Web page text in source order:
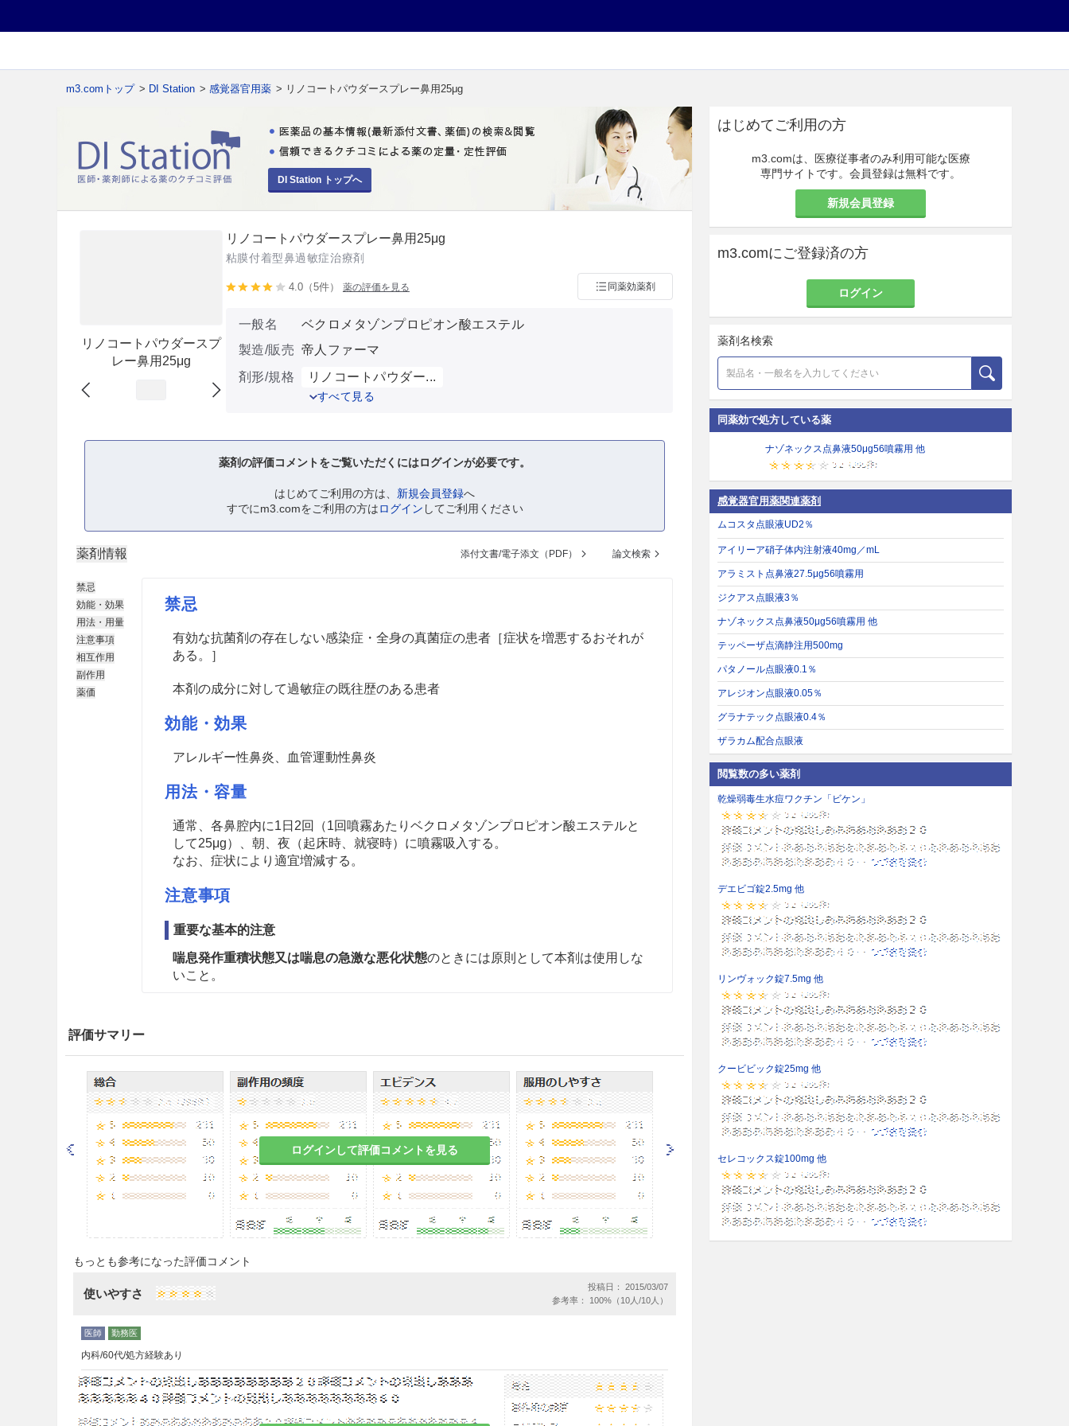
m3.comトップ > DI Station > 感覚器官用薬 > リノコートパウダースプレー鼻用25μg
DI Station トップへ
リノコートパウダースプ
レー鼻用25μg
リノコートパウダースプレー鼻用25μg
粘膜付着型鼻過敏症治療剤
4.0（5件） 薬の評価を見る 同薬効薬剤
一般名
ベクロメタゾンプロピオン酸エステル
製造/販売 帝人ファーマ
剤形/規格
リノコートパウダー...
すべて見る
薬剤の評価コメントをご覧いただくにはログインが必要です。
はじめてご利用の方は、 新規会員登録へ
すでにm3.comをご利用の方はログイン してご利用ください
薬剤情報 添付文書/電子添文（PDF） 論文検索
禁忌
効能・効果
用法・用量
注意事項
相互作用
副作用
薬価
禁忌
有効な抗菌剤の存在しない感染症・全身の真菌症の患者［症状を増悪するおそれが
ある。］
本剤の成分に対して過敏症の既往歴のある患者
効能・効果
アレルギー性鼻炎、血管運動性鼻炎
用法・容量
通常、各鼻腔内に1日2回（1回噴霧あたりベクロメタゾンプロピオン酸エステルと
して25μg）、朝、夜（起床時、就寝時）に噴霧吸入する。
なお、症状により適宜増減する。
注意事項
重要な基本的注意
喘息発作重積状態又は喘息の急激な悪化状態のときには原則として本剤は使用しな
いこと。
本剤の投与期間中に鼻症状の悪化がみられた場合には、抗ヒスタミン剤あるいは、
全身性ステロイド剤を短期間併用し、症状の軽減にあわせて併用薬剤を徐々に減量
すること。
本剤には持続効果が認められるので、特に通年性の患者 において長期に使用する場
合は、症状の改善状態が持続するようであれば、本剤の減量又は休薬につとめるこ
と。
全身性ステロイド剤の減量は本剤の吸入開始後症状の安定をみて徐々に行う。減量
にあたっては一般のステロイド剤の減量法に準ずる。
えられるので、全身性ステロイド剤の減量中並びに離脱後も
い、外傷、手術、重症感染症等の侵襲には十分に注意を払うこと。また必要があれ
ば一時的に全身性ステロイド剤の増量を行うこと。
疹、眩暈、動悸、倦怠感、顔のほてり、結膜炎等の症状が発現・増悪することがあ
る（このような症状があらわれた場合には適切な処置を行うこと）。
慎重投与
評価サマリー
ログインして評価コメントを見る
もっとも参考になった評価コメント
使いやすさ
投稿日： 2015/03/07
参考率： 100%（10人/10人）
内科/60代/処方経験あり
はじめてご利用の方
m3.comは、医療従事者のみ利用可能な医療
専門サイトです。会員登録は無料です。
新規会員登録
m3.comにご登録済の方
ログイン
薬剤名検索
同薬効で処方している薬
ナゾネックス点鼻液50μg56噴霧用 他
感覚器官用薬関連薬剤
ムコスタ点眼液UD2％
アイリーア硝子体内注射液40mg／mL
アラミスト点鼻液27.5μg56噴霧用
ジクアス点眼液3％
ナゾネックス点鼻液50μg56噴霧用 他
テッペーザ点滴静注用500mg
パタノール点眼液0.1％
アレジオン点眼液0.05％
グラナテック点眼液0.4％
ザラカム配合点眼液
閲覧数の多い薬剤
乾燥弱毒生水痘ワクチン「ビケン」
デエビゴ錠2.5mg 他
リンヴォック錠7.5mg 他
クービビック錠25mg 他
セレコックス錠100mg 他